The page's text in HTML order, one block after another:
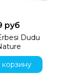
руб
Dudu
корзину